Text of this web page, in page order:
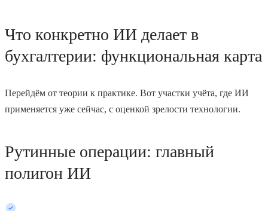
Что конкретно ИИ делает в
бухгалтерии: функциональная карта
Перейдём от теории к практике. Вот участки учёта, где ИИ
применяется уже сейчас, с оценкой зрелости технологии.
Рутинные операции: главный
полигон ИИ